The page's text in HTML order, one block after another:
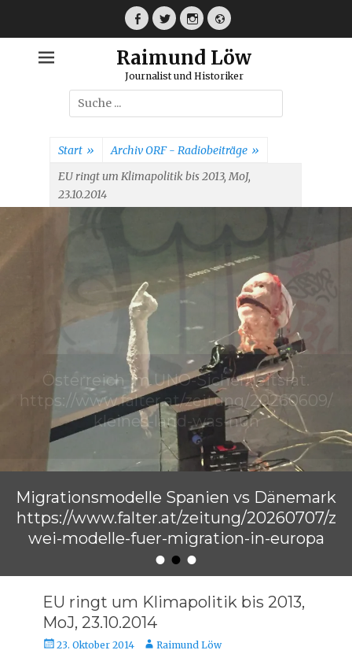
Facebook
TwitterInstagramWebseite
Raimund Löw
Journalist und Historiker
Suche
nach:
Start » Archiv ORF - Radiobeiträge »
EU ringt um Klimapolitik bis 2013, MoJ,
23.10.2014
•••
Migrationsmodelle Spanien vs Dänemark
https://www.falter.at/zeitung/20260707/z
wei-modelle-fuer-migration-in-europa
Raimund Löw
EU ringt um Klimapolitik bis 2013,
MoJ, 23.10.2014
Veröffentlicht
23. Oktober 2014 AutorRaimund Löw